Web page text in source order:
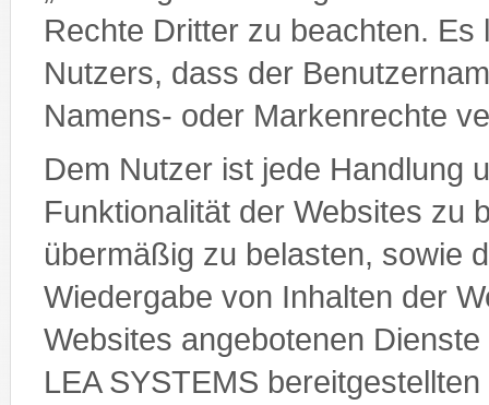
Rechte Dritter zu beachten.
Nutzers, dass der
Namens- oder Markenrechte
Dem Nutzer ist jede Handlung
Funktionalität der Websites zu
übermäßig zu belasten, sowie
Wiedergabe von Inhalten der
Websites angebotenen
LEA SYSTEMS